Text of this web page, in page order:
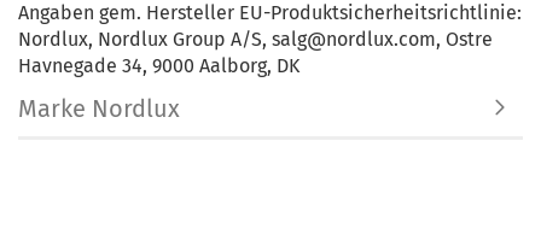
Angaben gem. Hersteller EU-Produktsicherheitsrichtlinie:
Nordlux, Nordlux Group A/S, salg@nordlux.com, Ostre
Havnegade 34, 9000 Aalborg, DK
Marke Nordlux